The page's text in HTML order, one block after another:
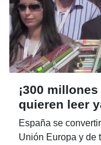
¡300
quieren leer
España se
Unión Europa y de